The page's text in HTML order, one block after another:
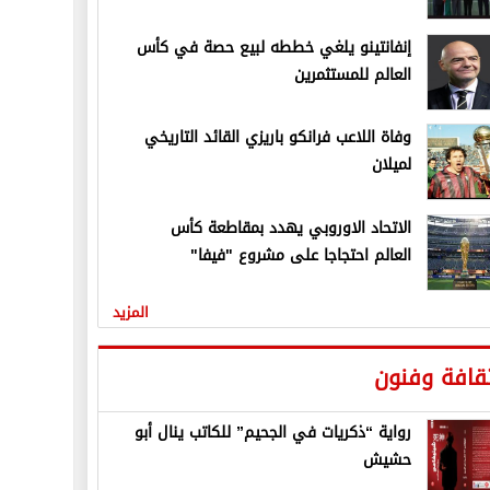
إنفانتينو يلغي خططه لبيع حصة في كأس
العالم للمستثمرين
وفاة اللاعب فرانكو باريزي القائد التاريخي
لميلان
الاتحاد الاوروبي يهدد بمقاطعة كأس
العالم احتجاجا على مشروع "فيفا"
المزيد
وفنون
رواية “ذكريات في الجحيم” للكاتب ينال أبو
حشيش